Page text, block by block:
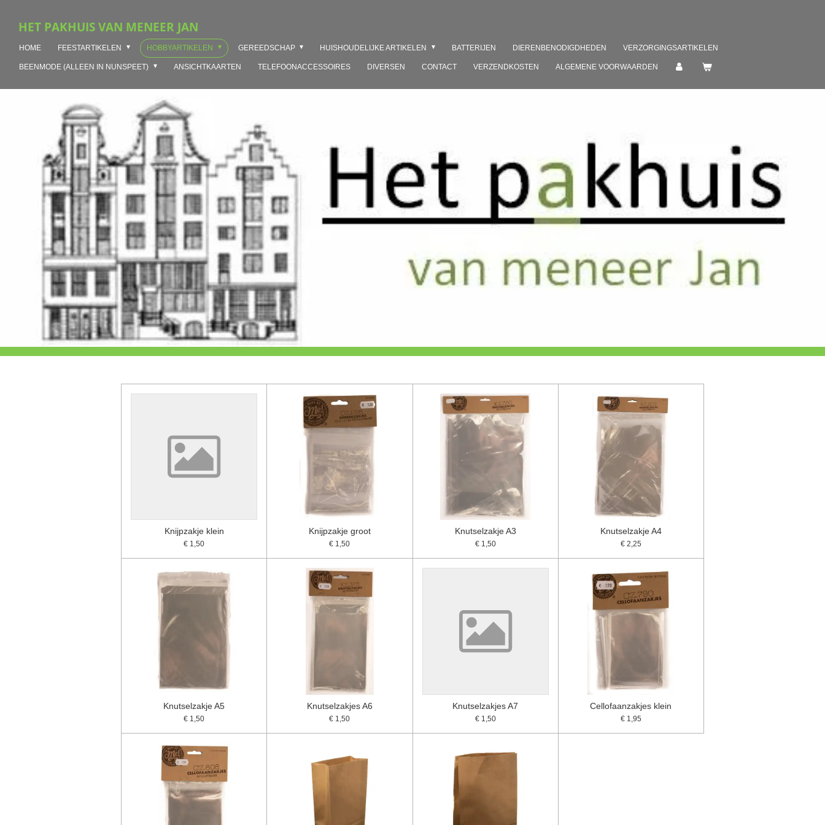
direct
hoofdinhoud
HET PAKHUIS VAN MENEER JAN
HOME FEESTARTIKELEN HOBBYARTIKELEN GEREEDSCHAP HUISHOUDELIJKE ARTIKELEN BATTERIJEN DIERENBENODIGDHEDEN VERZORGINGSARTIKELEN
BEENMODE (ALLEEN IN NUNSPEET) ANSICHTKAARTEN TELEFOONACCESSOIRES DIVERSEN CONTACT VERZENDKOSTEN ALGEMENE VOORWAARDEN
Knijpzakje klein
€ 1,50
Knijpzakje groot
€ 1,50
Knutselzakje A3
€ 1,50
Knutselzakje A4
€ 2,25
Knutselzakje A5
€ 1,50
Knutselzakjes A6
€ 1,50
Knutselzakjes A7
€ 1,50
Cellofaanzakjes klein
€ 1,95